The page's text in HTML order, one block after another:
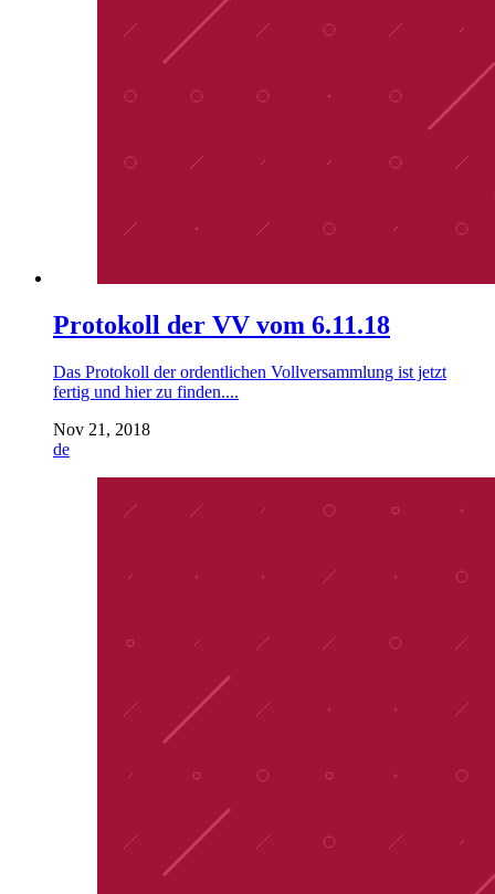
Protokoll der VV vom 6.11.18
Das Protokoll der ordentlichen Vollversammlung ist jetzt
fertig und hier zu finden....
Nov 21, 2018
de